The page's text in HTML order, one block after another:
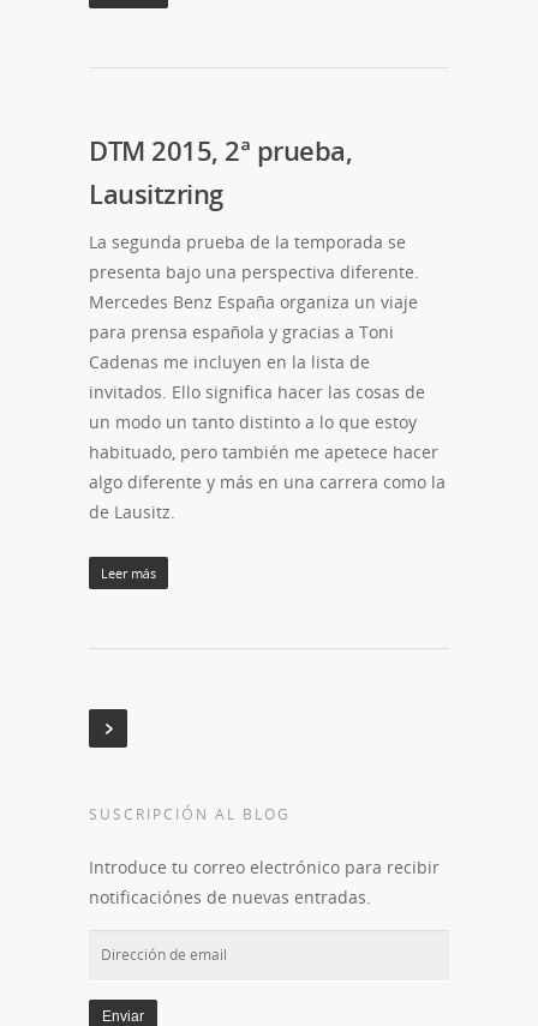
DTM 2015, 2ª prueba,
Lausitzring
La segunda prueba de la temporada se
presenta bajo una perspectiva diferente.
Mercedes Benz España organiza un viaje
para prensa española y gracias a Toni
Cadenas me incluyen en la lista de
invitados. Ello significa hacer las cosas de
un modo un tanto distinto a lo que estoy
habituado, pero también me apetece hacer
algo diferente y más en una carrera como la
de Lausitz.
Leer más
SUSCRIPCIÓN AL BLOG
Introduce tu correo electrónico para recibir
notificaciónes de nuevas entradas.
Dirección
email
Enviar